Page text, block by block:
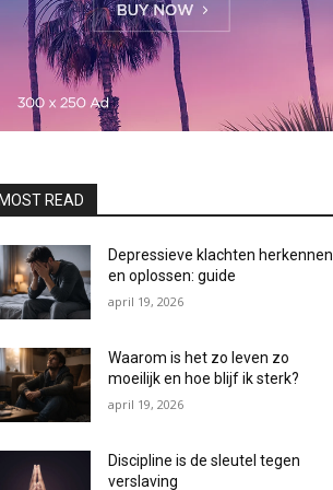
READ
Depressieve klachten herkennen
en oplossen: guide
april 19, 2026
Waarom is het zo leven zo
moeilijk en hoe blijf ik sterk?
april 19, 2026
Discipline is de sleutel tegen
verslaving